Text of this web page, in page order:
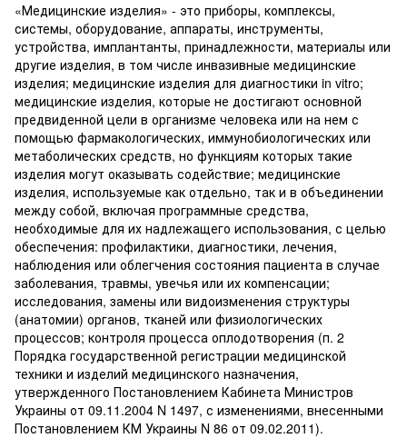
«Медицинские изделия» - это приборы, комплексы,
системы, оборудование, аппараты, инструменты,
устройства, имплантанты, принадлежности, материалы или
другие изделия, в том числе инвазивные медицинские
изделия; медицинские изделия для диагностики in vitro;
медицинские изделия, которые не достигают основной
предвиденной цели в организме человека или на нем с
помощью фармакологических, иммунобиологических или
метаболических средств, но функциям которых такие
изделия могут оказывать содействие; медицинские
изделия, используемые как отдельно, так и в объединении
между собой, включая программные средства,
необходимые для их надлежащего использования, с целью
обеспечения: профилактики, диагностики, лечения,
наблюдения или облегчения состояния пациента в случае
заболевания, травмы, увечья или их компенсации;
исследования, замены или видоизменения структуры
(анатомии) органов, тканей или физиологических
процессов; контроля процесса оплодотворения (п. 2
Порядка государственной регистрации медицинской
техники и изделий медицинского назначения,
утвержденного Постановлением Кабинета Министров
Украины от 09.11.2004 N 1497, с изменениями, внесенными
Постановлением КМ Украины N 86 от 09.02.2011).